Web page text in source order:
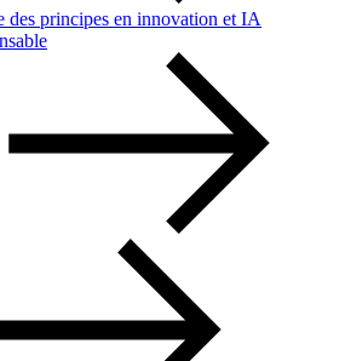
des principes en innovation et IA